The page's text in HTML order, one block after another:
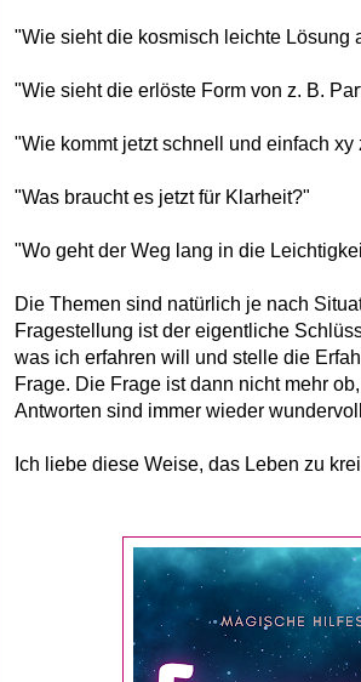
"Wie sieht die kosmisch leichte Lösung
"Wie sieht die erlöste Form von z. B.
"Wie kommt jetzt schnell und einfach xy
"Was braucht es jetzt für Klarheit?"
"Wo geht der Weg lang in die
Die Themen sind natürlich je nach
Fragestellung ist der eigentliche
was ich erfahren will und stelle die
Frage. Die Frage ist dann nicht mehr
Antworten sind immer wieder
Ich liebe diese Weise, das Leben zu